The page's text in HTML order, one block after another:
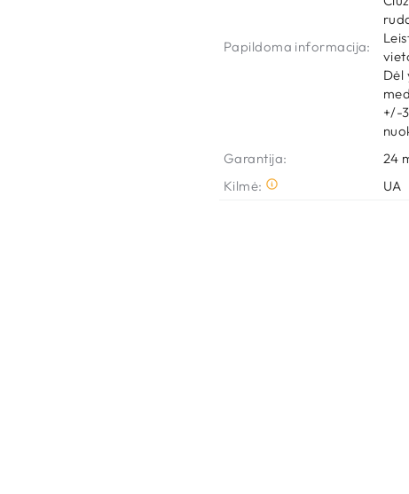
Papildoma informacija:
Dėl
+/-
Garantija:
24
Kilmė:
UA